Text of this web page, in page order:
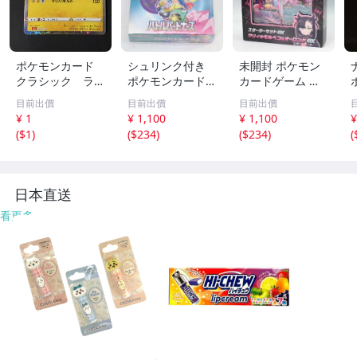
ポケモンカード
クラシック ライ
チュウ 009/032
目前出價
¥ 1
($1)
シュリンク付き
ポケモンカードゲ
ーム スカーレッ
ト＆バイオレット
拡張パック バト
ルパートナーズ B
目前出價
¥ 1,100
($234)
未開封 ポケモン
カードゲーム ス
カーレット＆バイ
オレット スター
ターセットex マ
リィのモルペコ＆
目前出價
¥ 1,100
($234)
(
日本直送
看更多